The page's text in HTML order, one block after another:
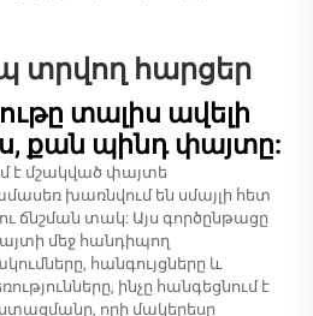
հարցեր
տալիս ավելի
քան պինդ փայտը:
է մշակված փայտե
խառնվում են սմայլի հետ
ճնշման տակ: Այս գործընթացը
մեջ հանդիպող
հանգույցները և
ինչը հանգեցնում է
որի մակերեսը